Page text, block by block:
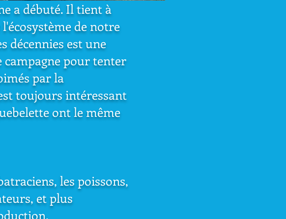
a débuté. Il tient à
de notre
décennies est une
campagne pour tenter
par la
toujours intéressant
ont le même
les poissons,
et plus